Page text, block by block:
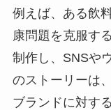
例えば、ある飲
康問題を克服す
制作し、SNSや
のストーリーは
ブランドに対す